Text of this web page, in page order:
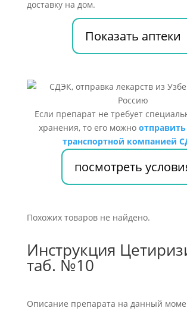
доставку на дом.
Показать аптеки
Если препарат не требует
хранения, то его можно
транспортной компанией
посмотреть
Похожих товаров не найдено.
Инструкция
таб. №10
Описание препарата на данный